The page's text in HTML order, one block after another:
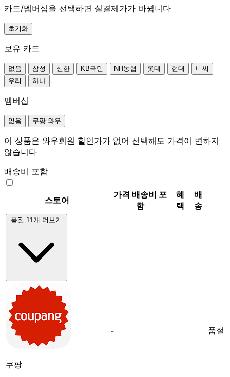
카드/멤버십을 선택하면 실결제가가 바뀝니다
초기화
보유 카드
없음 삼성 신한 KB국민 NH농협 롯데 현대
비씨
우리
하나
멤버십
없음 쿠팡 와우
이 상품은 와우회원 할인가가 없어 선택해도 가격이 변하지
않습니다
배송비 포함
스토어
가격 배송비 포
함
혜
택
배
송
품절 11개 더보기
쿠팡
- 품절